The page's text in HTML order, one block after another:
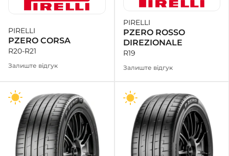
PIRELLI
PZERO CORSA
R20-R21
Залиште відгук
PIRELLI
PZERO ROSSO
DIREZIONALE
R19
Залиште відгук